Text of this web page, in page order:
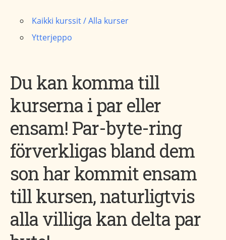
Kaikki kurssit / Alla kurser
Ytterjeppo
Du kan komma till
kurserna i par eller
ensam! Par-byte-ring
förverkligas bland dem
son har kommit ensam
till kursen, naturligtvis
alla villiga kan delta par